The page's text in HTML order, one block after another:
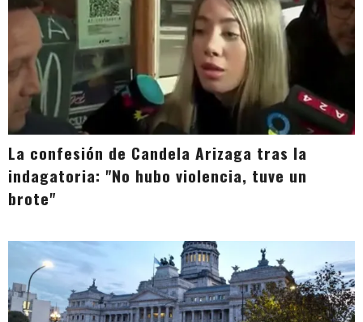
La confesión de Candela Arizaga tras la
indagatoria: "No hubo violencia, tuve un
brote"